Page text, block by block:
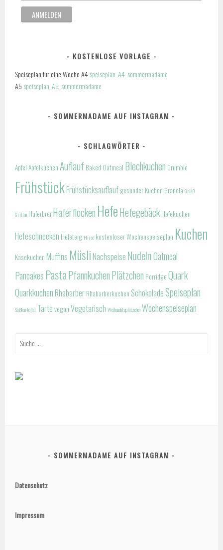
KOSTENLOSE VORLAGE
Speiseplan für eine Woche A4speiseplan_A4_sommermadame
A5 speiseplan_A5_sommermadame
SOMMERMADAME AUF INSTAGRAM
SCHLAGWÖRTER
Apfel Apfelkuchen Auflauf Baked Oatmeal Blechkuchen Crumble
FrühstückFrühstücksauflauf gesunder Kuchen Granola Grieß
Grillen Haferbrei Haferflocken HefeHefegebäck Hefekuchen
Hefeschnecken Hefeteig Hirse kostenloser Wochenspeiseplan Kuchen
Käsekuchen Muffins Müsli Nachspeise NudelnOatmeal
Pancakes PastaPfannkuchenPlätzchen Porridge Quark
Quarkkuchen Rhabarber Rhabarberkuchen SchokoladeSpeiseplan
Süßkartoffel Tarte vegan Vegetarisch Weihnachtsplätzchen Wochenspeiseplan
Suche
SOMMERMADAME AUF INSTAGRAM
Datenschutz
Impressum